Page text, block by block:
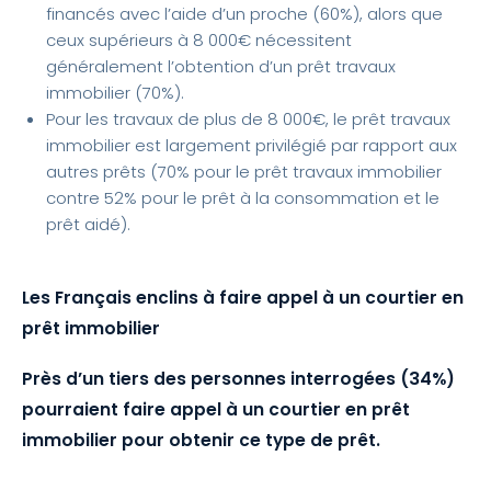
financés avec l’aide d’un proche (60%), alors que
ceux supérieurs à 8 000€ nécessitent
généralement l’obtention d’un prêt travaux
immobilier (70%).
Pour les travaux de plus de 8 000€, le prêt travaux
immobilier est largement privilégié par rapport aux
autres prêts (70% pour le prêt travaux immobilier
contre 52% pour le prêt à la consommation et le
prêt aidé).
Les Français enclins à faire appel à un courtier en
prêt immobilier
Près d’un tiers des personnes interrogées (34%)
pourraient faire appel à un courtier en prêt
immobilier pour obtenir ce type de prêt.